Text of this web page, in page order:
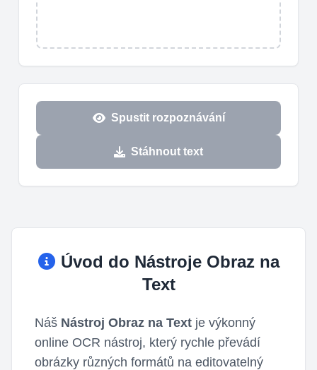
Spustit rozpoznávání
Stáhnout text
Úvod do Nástroje Obraz na
Text
Náš Nástroj Obraz na Text je výkonný
online OCR nástroj, který rychle převádí
obrázky různých formátů na editovatelný